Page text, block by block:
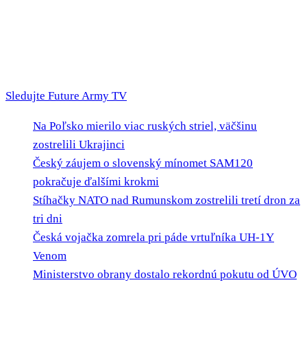
Sledujte Future Army TV
Na Poľsko mierilo viac ruských striel, väčšinu
zostrelili Ukrajinci
Český záujem o slovenský mínomet SAM120
pokračuje ďalšími krokmi
Stíhačky NATO nad Rumunskom zostrelili tretí dron za
tri dni
Česká vojačka zomrela pri páde vrtuľníka UH-1Y
Venom
Ministerstvo obrany dostalo rekordnú pokutu od ÚVO